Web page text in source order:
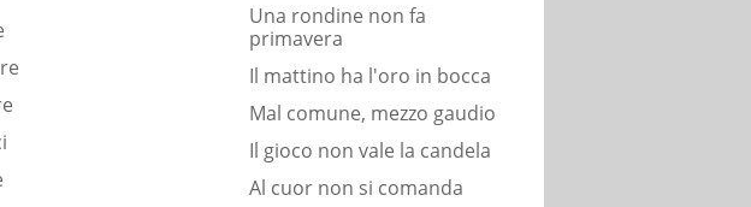
Una rondine non fa
primavera
Il mattino ha l'oro in bocca
Mal comune, mezzo gaudio
Il gioco non vale la candela
Al cuor non si comanda